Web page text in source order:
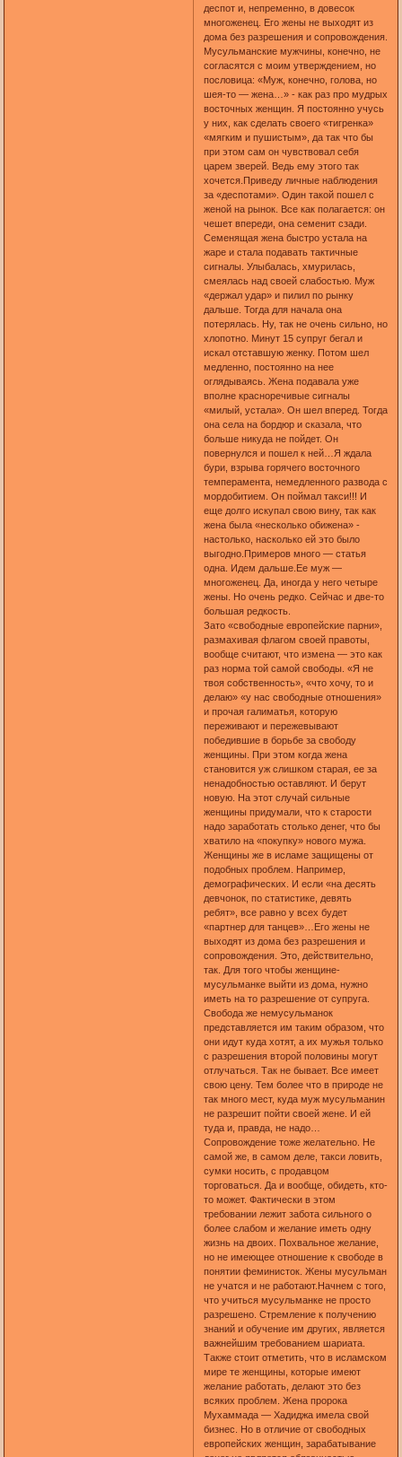
деспот и, непременно, в довесок
многоженец. Его жены не выходят из
дома без разрешения и сопровождения.
Мусульманские мужчины, конечно, не
согласятся с моим утверждением, но
пословица: «Муж, конечно, голова, но
шея-то — жена…» - как раз про мудрых
восточных женщин. Я постоянно учусь
у них, как сделать своего «тигренка»
«мягким и пушистым», да так что бы
при этом сам он чувствовал себя
царем зверей. Ведь ему этого так
хочется.Приведу личные наблюдения
за «деспотами». Один такой пошел с
женой на рынок. Все как полагается: он
чешет впереди, она семенит сзади.
Семенящая жена быстро устала на
жаре и стала подавать тактичные
сигналы. Улыбалась, хмурилась,
смеялась над своей слабостью. Муж
«держал удар» и пилил по рынку
дальше. Тогда для начала она
потерялась. Ну, так не очень сильно, но
хлопотно. Минут 15 супруг бегал и
искал отставшую женку. Потом шел
медленно, постоянно на нее
оглядываясь. Жена подавала уже
вполне красноречивые сигналы
«милый, устала». Он шел вперед. Тогда
она села на бордюр и сказала, что
больше никуда не пойдет. Он
повернулся и пошел к ней…Я ждала
бури, взрыва горячего восточного
темперамента, немедленного развода с
мордобитием. Он поймал такси!!! И
еще долго искупал свою вину, так как
жена была «несколько обижена» -
настолько, насколько ей это было
выгодно.Примеров много — статья
одна. Идем дальше.Ее муж —
многоженец. Да, иногда у него четыре
жены. Но очень редко. Сейчас и две-то
большая редкость.
Зато «свободные европейские парни»,
размахивая флагом своей правоты,
вообще считают, что измена — это как
раз норма той самой свободы. «Я не
твоя собственность», «что хочу, то и
делаю» «у нас свободные отношения»
и прочая галиматья, которую
переживают и пережевывают
победившие в борьбе за свободу
женщины. При этом когда жена
становится уж слишком старая, ее за
ненадобностью оставляют. И берут
новую. На этот случай сильные
женщины придумали, что к старости
надо заработать столько денег, что бы
хватило на «покупку» нового мужа.
Женщины же в исламе защищены от
подобных проблем. Например,
демографических. И если «на десять
девчонок, по статистике, девять
ребят», все равно у всех будет
«партнер для танцев»…Его жены не
выходят из дома без разрешения и
сопровождения. Это, действительно,
так. Для того чтобы женщине-
мусульманке выйти из дома, нужно
иметь на то разрешение от супруга.
Свобода же немусульманок
представляется им таким образом, что
они идут куда хотят, а их мужья только
с разрешения второй половины могут
отлучаться. Так не бывает. Все имеет
свою цену. Тем более что в природе не
так много мест, куда муж мусульманин
не разрешит пойти своей жене. И ей
туда и, правда, не надо…
Сопровождение тоже желательно. Не
самой же, в самом деле, такси ловить,
сумки носить, с продавцом
торговаться. Да и вообще, обидеть, кто-
то может. Фактически в этом
требовании лежит забота сильного о
более слабом и желание иметь одну
жизнь на двоих. Похвальное желание,
но не имеющее отношение к свободе в
понятии феминисток. Жены мусульман
не учатся и не работают.Начнем с того,
что учиться мусульманке не просто
разрешено. Стремление к получению
знаний и обучение им других, является
важнейшим требованием шариата.
Также стоит отметить, что в исламском
мире те женщины, которые имеют
желание работать, делают это без
всяких проблем. Жена пророка
Мухаммада — Хадиджа имела свой
бизнес. Но в отличие от свободных
европейских женщин, зарабатывание